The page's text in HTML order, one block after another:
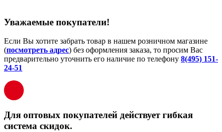
Уважаемые покупатели!
Если Вы хотите забрать товар в нашем розничном магазине
(посмотреть адрес) без оформления заказа, то просим Вас
предварительно уточнить его наличие по телефону 8(495) 151-
24-51
Для оптовых покупателей действует гибкая
система скидок.